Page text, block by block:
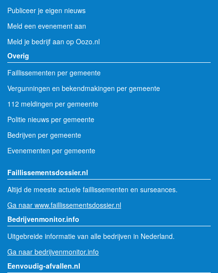
Publiceer je eigen nieuws
Meld een evenement aan
Meld je bedrijf aan op Oozo.nl
Overig
Faillissementen per gemeente
Vergunningen en bekendmakingen per gemeente
112 meldingen per gemeente
Politie nieuws per gemeente
Bedrijven per gemeente
Evenementen per gemeente
Faillissementsdossier.nl
Altijd de meeste actuele faillissementen en surseances.
Ga naar www.faillissementsdossier.nl
Bedrijvenmonitor.info
Uitgebreide informatie van alle bedrijven in Nederland.
Ga naar bedrijvenmonitor.info
Eenvoudig-afvallen.nl